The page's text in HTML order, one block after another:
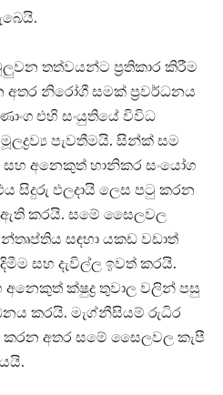
තත්වයන්ට ප්‍රතිකාර කිරීම
අතර නිරෝගී සමක් ප්‍රවර්ධනය
එහි සංයුතියේ විවිධ
පැවතීමයි. සින්ක් සම
සහ අනෙකුත් හානිකර සංයෝග
සිදුරු ඵලදායි ලෙස පටු කරන
ඇති කරයි. සමේ සෛලවල
සඳහා යකඩ වඩාත්
සහ දැවිල්ල ඉවත් කරයි.
ක්ෂුද්‍ර තුවාල වලින් පසු
කරයි. මැග්නීසියම් රුධිර
කරන අතර සමේ සෛලවල කැපී